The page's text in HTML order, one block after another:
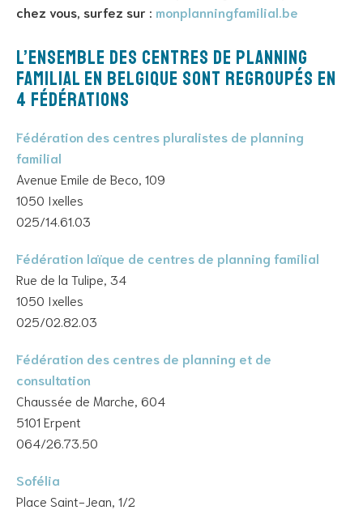
chez vous, surfez sur : monplanningfamilial.be
L’ensemble des centres de planning
familial en Belgique sont regroupés en
4 fédérations
Fédération des centres pluralistes de planning
familial
Avenue Emile de Beco, 109
1050 Ixelles
025/14.61.03
Fédération laïque de centres de planning familial
Rue de la Tulipe, 34
1050 Ixelles
025/02.82.03
Fédération des centres de planning et de
consultation
Chaussée de Marche, 604
5101 Erpent
064/26.73.50
Sofélia
Place Saint-Jean, 1/2